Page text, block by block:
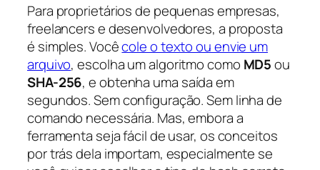
Para proprietários de pequenas empresas,
freelancers e desenvolvedores, a proposta
é simples. Vocêcole o texto ou envie um
arquivo, escolha um algoritmo como MD5ou
SHA-256, e obtenha uma saída em
segundos. Sem configuração. Sem linha de
comando necessária. Mas, embora a
ferramenta seja fácil de usar, os conceitos
por trás dela importam, especialmente se